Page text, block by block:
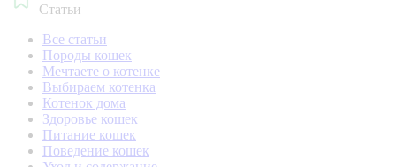
Статьи
Все статьи
Породы кошек
Мечтаете о котенке
Выбираем котенка
Котенок дома
Здоровье кошек
Питание кошек
Поведение кошек